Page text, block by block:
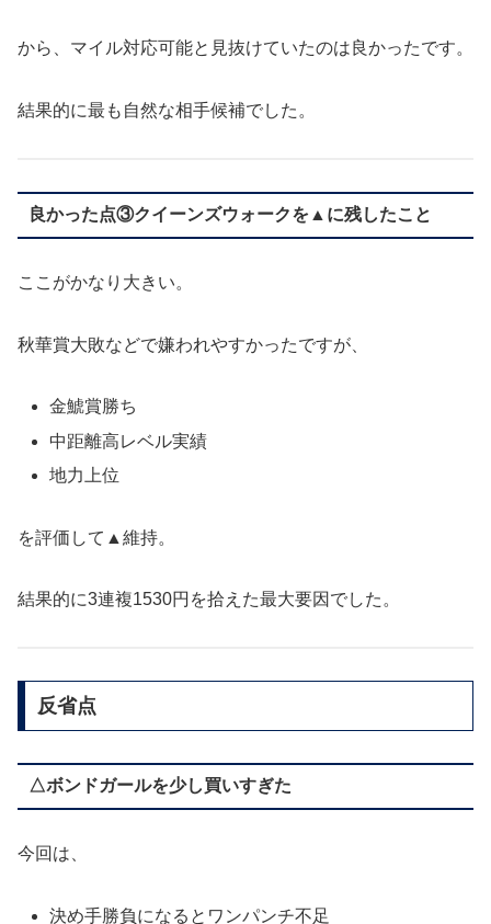
から、マイル対応可能と見抜けていたのは良かったです。
結果的に最も自然な相手候補でした。
良かった点③クイーンズウォークを▲に残したこと
ここがかなり大きい。
秋華賞大敗などで嫌われやすかったですが、
金鯱賞勝ち
中距離高レベル実績
地力上位
を評価して▲維持。
結果的に3連複1530円を拾えた最大要因でした。
反省点
△ボンドガールを少し買いすぎた
今回は、
決め手勝負になるとワンパンチ不足